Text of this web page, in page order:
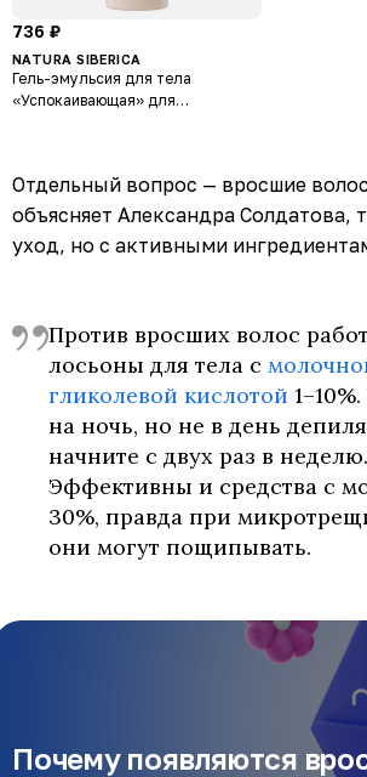
736 ₽
NATURA SIBERICA
Гель-эмульсия для тела
«Успокаивающая» для
Отдельный вопрос — вросшие
объясняет Александра Солдатова,
уход, но с активными
Против вросших волос
лосьоны для тела с
гликолевой кислотой
на ночь, но не в день
начните с двух раз в неделю.
Эффективны и средства с
30%, правда при
они могут пощипывать.
Почему появляются